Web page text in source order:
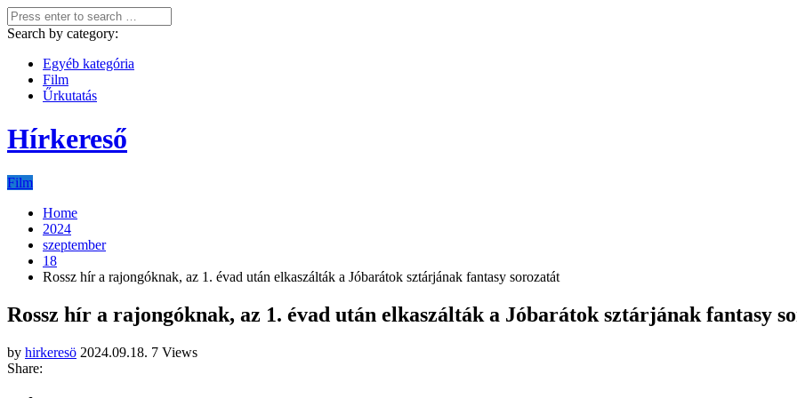
Search by category:
Egyéb kategória
Film
Űrkutatás
Hírkereső
Film
Home
2024
szeptember
18
Rossz hír a rajongóknak, az 1. évad után elkaszálták a Jóbarátok sztárjának fantasy sorozatát
Rossz hír a rajongóknak, az 1. évad után elkaszálták a Jóbarátok sztárjának fantasy
by hirkeresö 2024.09.18. 7 Views
Share: